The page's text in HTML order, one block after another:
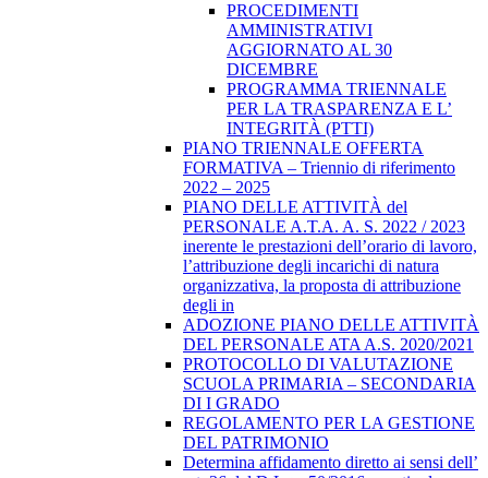
PROCEDIMENTI
AMMINISTRATIVI
AGGIORNATO AL 30
DICEMBRE
PROGRAMMA TRIENNALE
PER LA TRASPARENZA E L’
INTEGRITÀ (PTTI)
PIANO TRIENNALE OFFERTA
FORMATIVA – Triennio di riferimento
2022 – 2025
PIANO DELLE ATTIVITÀ del
PERSONALE A.T.A. A. S. 2022 / 2023
inerente le prestazioni dell’orario di lavoro,
l’attribuzione degli incarichi di natura
organizzativa, la proposta di attribuzione
degli in
ADOZIONE PIANO DELLE ATTIVITÀ
DEL PERSONALE ATA A.S. 2020/2021
PROTOCOLLO DI VALUTAZIONE
SCUOLA PRIMARIA – SECONDARIA
DI I GRADO
REGOLAMENTO PER LA GESTIONE
DEL PATRIMONIO
Determina affidamento diretto ai sensi dell’